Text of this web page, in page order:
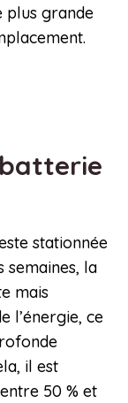
plus grande
stationnée
semaines, la
mais
l’énergie, ce
il est
50 % et